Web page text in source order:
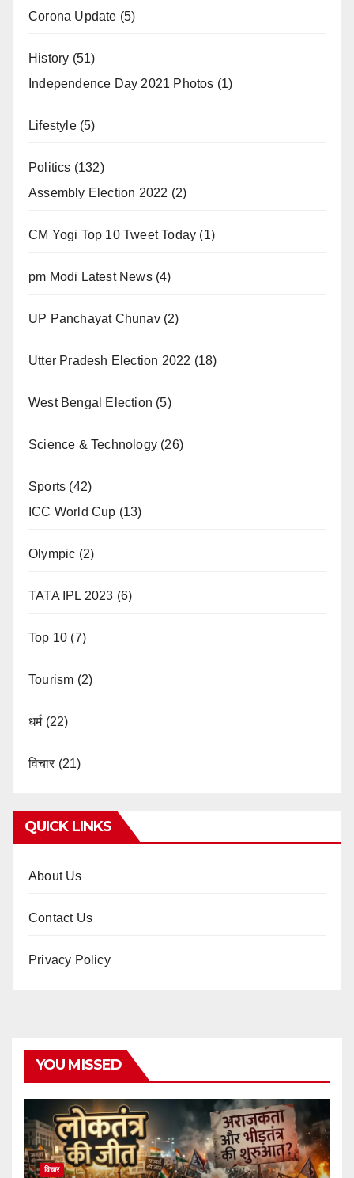
Corona Update (5)
History (51)
Independence Day 2021 Photos (1)
Lifestyle(5)
Politics (132)
Assembly Election 2022 (2)
CM Yogi Top 10 Tweet Today (1)
pm Modi Latest News(4)
UP Panchayat Chunav(2)
Utter Pradesh Election 2022 (18)
West Bengal Election (5)
Science & Technology (26)
Sports (42)
ICC World Cup (13)
Olympic (2)
TATA IPL 2023 (6)
Top 10 (7)
Tourism (2)
धर्म(22)
विचार (21)
QUICK LINKS
About Us
Contact Us
Privacy Policy
YOU MISSED
विचार